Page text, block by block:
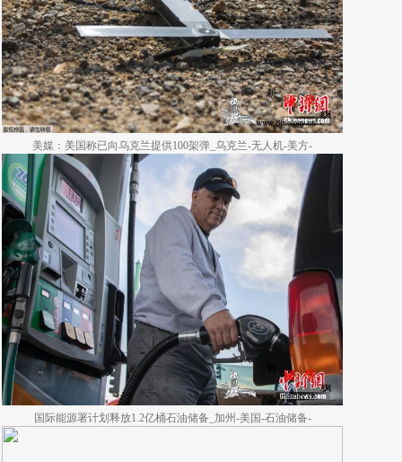
美媒：美国称已向乌克兰提供100架弹_乌克兰-无人机-美方-
国际能源署计划释放1.2亿桶石油储备_加州-美国-石油储备-